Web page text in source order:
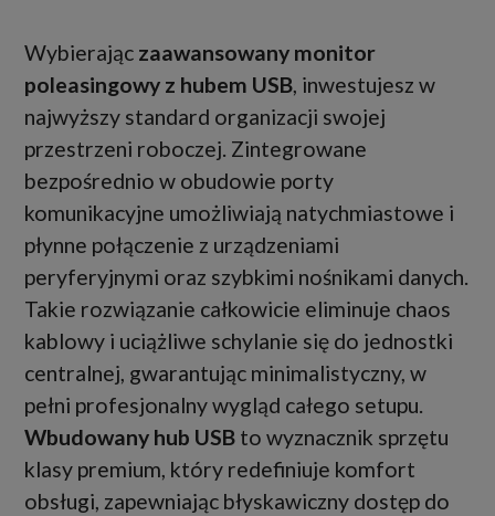
Wybierając zaawansowany monitor
poleasingowy z hubem USB, inwestujesz w
najwyższy standard organizacji swojej
przestrzeni roboczej. Zintegrowane
bezpośrednio w obudowie porty
komunikacyjne umożliwiają natychmiastowe i
płynne połączenie z urządzeniami
peryferyjnymi oraz szybkimi nośnikami danych.
Takie rozwiązanie całkowicie eliminuje chaos
kablowy i uciążliwe schylanie się do jednostki
centralnej, gwarantując minimalistyczny, w
pełni profesjonalny wygląd całego setupu.
Wbudowany hub USB to wyznacznik sprzętu
klasy premium, który redefiniuje komfort
obsługi, zapewniając błyskawiczny dostęp do